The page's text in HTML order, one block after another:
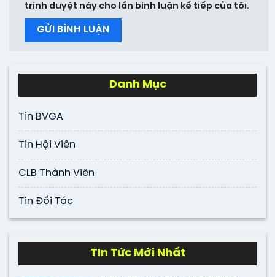
trình duyệt này cho lần bình luận kế tiếp của tôi.
Danh Mục
Tin BVGA
Tin Hội Viên
CLB Thành Viên
Tin Đối Tác
TIn Tức Mới Nhất